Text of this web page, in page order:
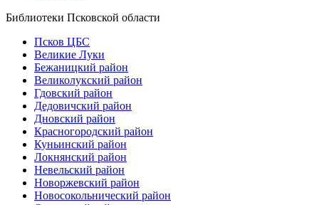
Библиотеки Псковской области
Псков ЦБС
Великие Луки
Бежаницкий район
Великолукский район
Гдовский район
Дедовичский район
Дновский район
Красногородский район
Куньинский район
Локнянский район
Невельский район
Новоржевский район
Новосокольнический район